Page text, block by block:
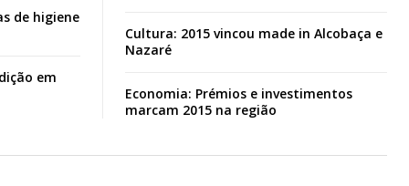
de higiene
em
Cultura: 2015 vincou made in Alcobaça e
Nazaré
Economia: Prémios e investimentos
marcam 2015 na região